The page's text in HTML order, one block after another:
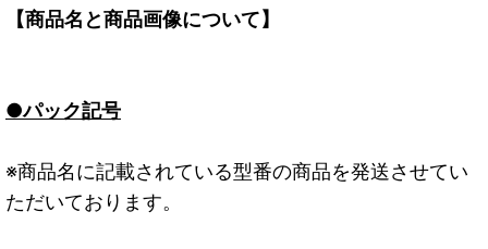
【商品名と商品画像について】
●パック記号
※商品名に記載されている型番の商品を発送させてい
ただいております。